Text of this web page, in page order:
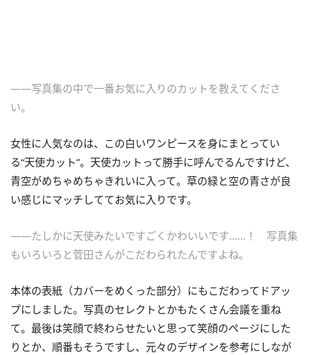
――写真集の中で一番お気に入りのカットを教えてくださ
い。
女性に人気なのは、この白いワンピースを身にまとってい
る“天使カット”。天使カットって勝手に呼んでるんですけど、
青空がめちゃめちゃきれいに入って。草の緑と空の青さが良
い感じにマッチしててお気に入りです。
――たしかに天使みたいですごくかわいいです……！ 写真集
もいろいろと菅田さんがこだわられたんですよね。
本体の表紙（カバーをめくった部分）にもこだわってドアッ
プにしました。写真のセレクトとかもたくさん会議を重ね
て。最後は笑顔で終わらせたいと思って笑顔のページにした
りとか、順番もそうですし、元々のデザインを参考にしなが